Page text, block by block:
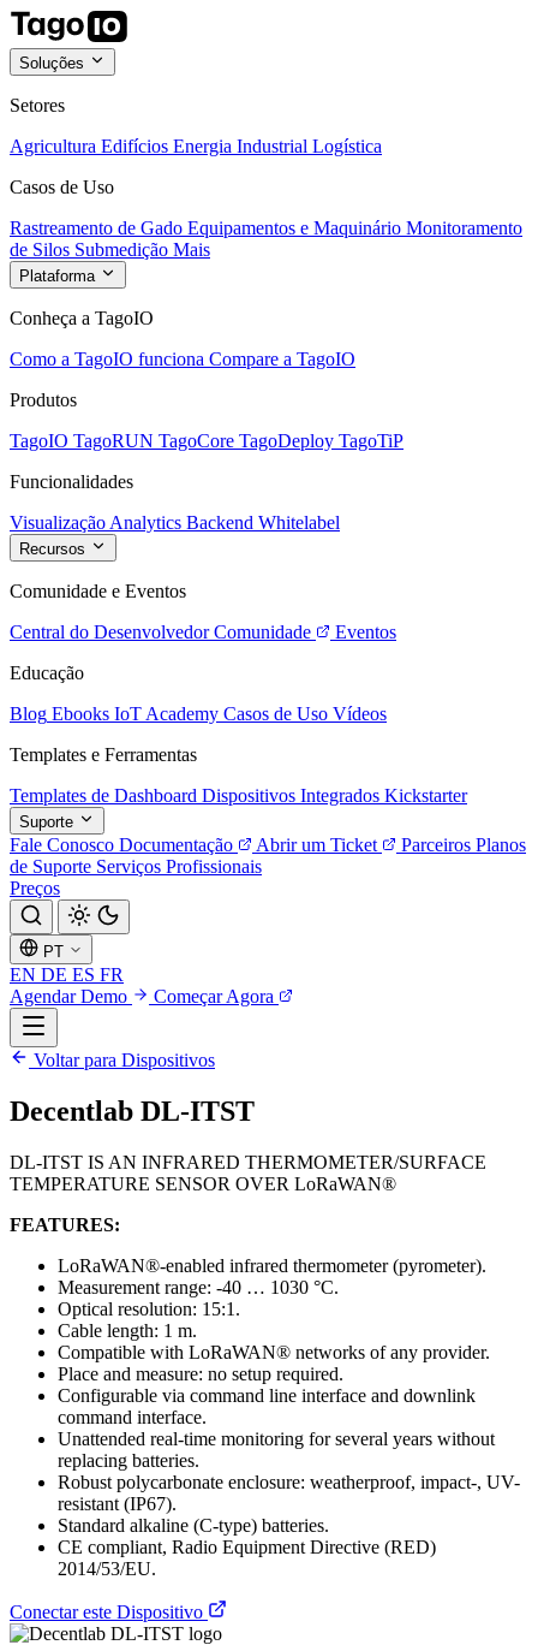
Soluções
Setores
Agricultura Edifícios Energia Industrial Logística
Casos de Uso
Rastreamento de Gado Equipamentos e Maquinário Monitoramento
de Silos Submedição Mais
Plataforma
Conheça a TagoIO
Como a TagoIO funciona Compare a TagoIO
Produtos
TagoIO TagoRUN TagoCore TagoDeploy TagoTiP
Funcionalidades
Visualização Analytics Backend Whitelabel
Recursos
Comunidade e Eventos
Central do Desenvolvedor Comunidade
Eventos
Educação
Blog Ebooks IoT Academy Casos de Uso Vídeos
Templates e Ferramentas
Templates de Dashboard Dispositivos Integrados Kickstarter
Suporte
Fale Conosco Documentação Abrir um Ticket Parceiros Planos
de Suporte Serviços Profissionais
Preços
PT
EN DE ES FR
Agendar Demo
Começar Agora
Voltar para Dispositivos
Decentlab DL-ITST
DL-ITST IS AN INFRARED THERMOMETER/SURFACE
TEMPERATURE SENSOR OVER LoRaWAN®
FEATURES:
LoRaWAN®-enabled infrared thermometer (pyrometer).
Measurement range: -40 … 1030 °C.
Optical resolution: 15:1.
Cable length: 1 m.
Compatible with LoRaWAN® networks of any provider.
Place and measure: no setup required.
Configurable via command line interface and downlink
command interface.
Unattended real-time monitoring for several years without
replacing batteries.
Robust polycarbonate enclosure: weatherproof, impact-, UV-
resistant (IP67).
Standard alkaline (C-type) batteries.
CE compliant, Radio Equipment Directive (RED)
2014/53/EU.
Conectar este Dispositivo